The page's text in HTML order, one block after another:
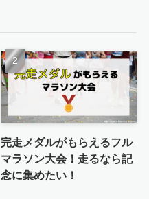
完走メダルがもらえるフル
マラソン大会！走るなら記
念に集めたい！